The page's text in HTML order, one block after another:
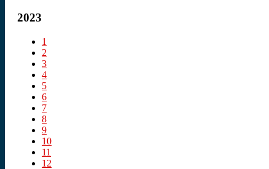
2023
1
2
3
4
5
6
7
8
9
10
11
12